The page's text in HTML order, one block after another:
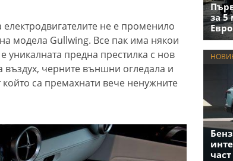
не е променило
модела Gullwing. Все пак има някои
уникалната предна престилка с нов
черните външни огледала и
са премахнати вече ненужните
за 5
част